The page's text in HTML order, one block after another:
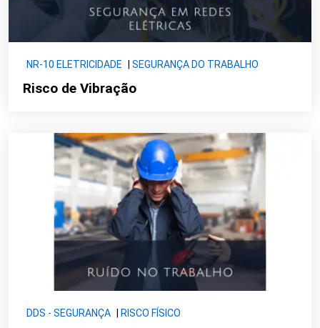
NR-10 ELETRICIDADE SEGURANÇA DO TRABALHO
Risco de Vibração
DDS - SEGURANÇA RISCO FÍSICO